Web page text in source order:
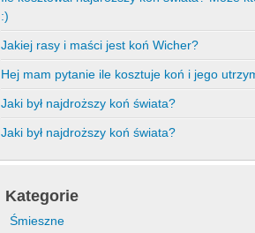
:)
Jakiej rasy i maści jest koń Wicher?
Hej mam pytanie ile kosztuje koń i jego
Jaki był najdroższy koń świata?
Jaki był najdroższy koń świata?
Kategorie
Śmieszne